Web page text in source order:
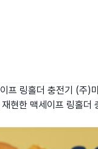
프 링홀더 충전기 (주)
현한 맥세이프 링홀